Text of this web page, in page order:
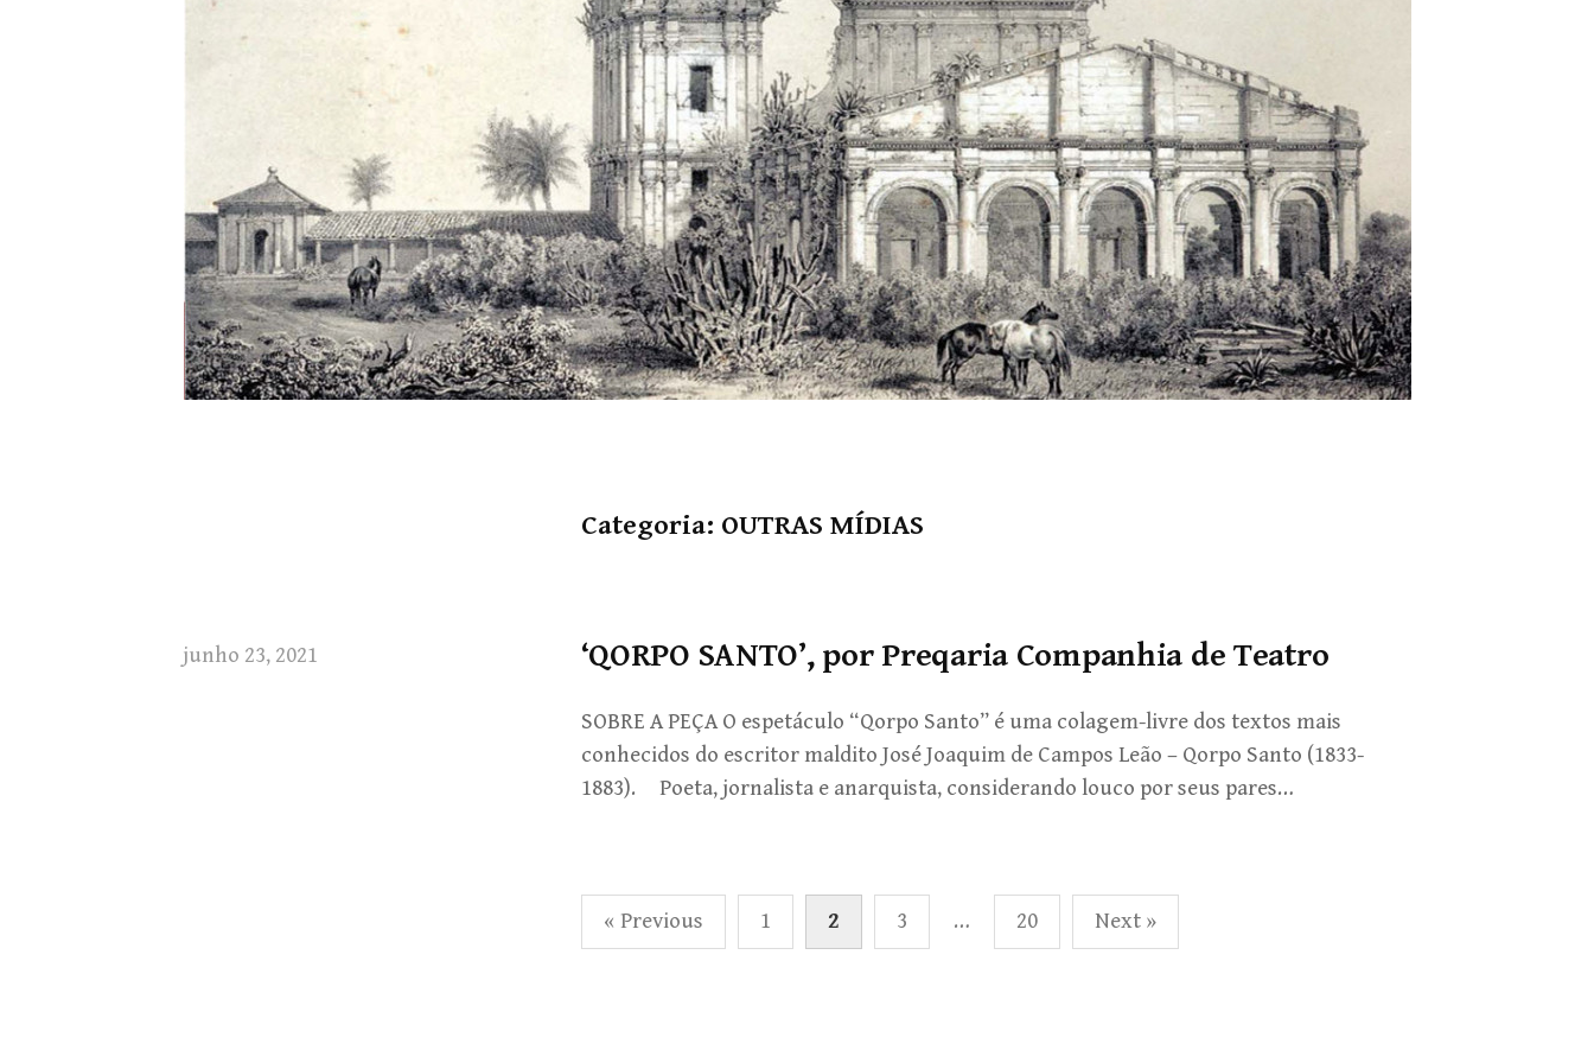
Categoria: OUTRAS MÍDIAS
junho 23, 2021 ‘QORPO SANTO’, por Preqaria Companhia de Teatro
SOBRE A PEÇA O espetáculo “Qorpo Santo” é uma colagem-livre dos textos mais
conhecidos do escritor maldito José Joaquim de Campos Leão – Qorpo Santo (1833-
1883). Poeta, jornalista e anarquista, considerando louco por seus pares…
Paginação
de
« Previous 1 2 3 … 20 Next »